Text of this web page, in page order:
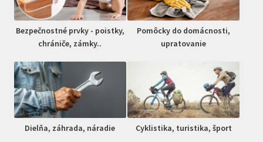
Bezpečnostné prvky - poistky,
chrániče, zámky..
Pomôcky do domácnosti,
upratovanie
Dielňa, záhrada, náradie Cyklistika, turistika, šport